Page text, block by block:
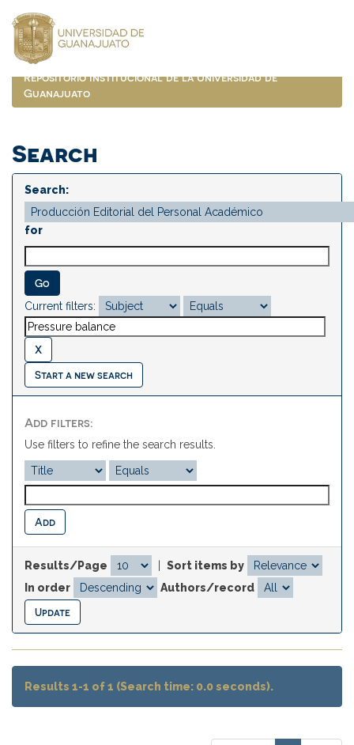
navigation
Repositorio Institucional de la Universidad de
Guanajuato
Search
Search:
for
Current filters:
Start a new search
Add filters:
Use filters to refine the search results.
Results/Page
Sort items by
In order
Authors/record
Results 1-1 of 1 (Search time: 0.0 seconds).